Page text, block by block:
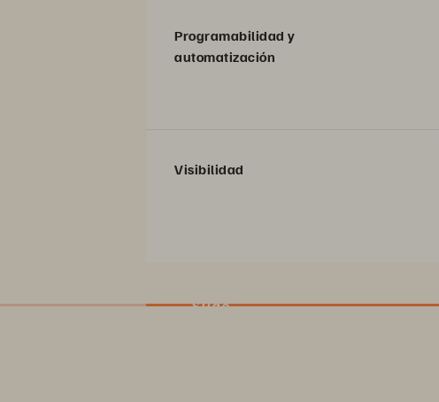
Programabilidad y
automatización
Visibilidad
Slide